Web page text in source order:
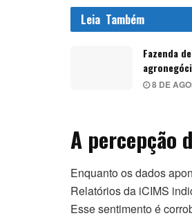
Leia Também
Fazenda
8 DE
A percepção
Enquanto os dados
Relatórios da iCIMS
Esse sentimento é